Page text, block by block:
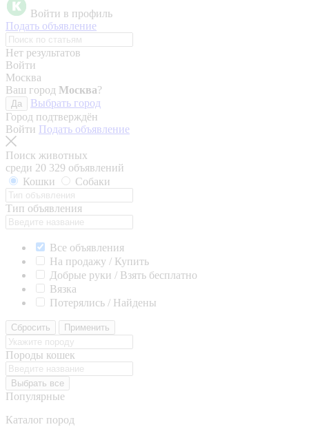
Войти в профиль
Подать объявление
Нет результатов
Войти
Москва
Ваш город Москва?
Да
Выбрать город
Город подтверждён
Войти Подать объявление
Поиск животных
среди 20 329 объявлений
Кошки
Собаки
Тип объявления
Все объявления
На продажу / Купить
Добрые руки / Взять бесплатно
Вязка
Потерялись / Найдены
Сбросить Применить
Породы кошек
Выбрать все
Популярные
Каталог пород